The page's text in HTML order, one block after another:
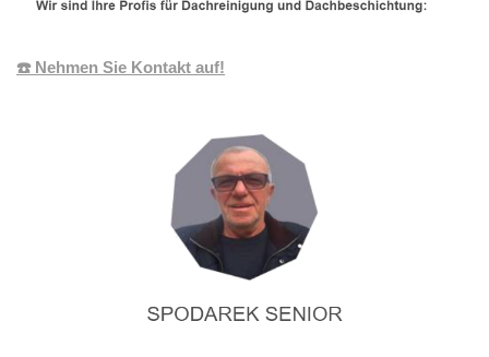
☎️ Nehmen Sie Kontakt auf!